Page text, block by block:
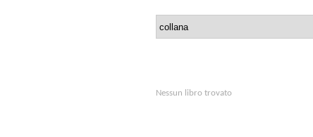
Nessun libro trovato